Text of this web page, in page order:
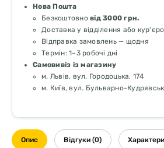
Нова Пошта
Безкоштовно від 3000 грн.
Доставка у відділення або
Відправка замовлень — щодня
Термін: 1–3 робочі дні
Самовивіз із магазину
м. Львів, вул. Городоцька, 174
м. Київ, вул. Бульварно-
Опис Відгуки (0)